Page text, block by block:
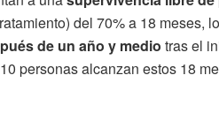
del 70% a 18 meses,
de un año y medio tras el
personas alcanzan estos 18